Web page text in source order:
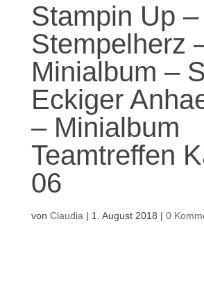
Stampin Up –
Stempelherz
Minialbum –
Eckiger
– Minialbum
Teamtreffen
06
von Claudia | 1. August 2018 | 0